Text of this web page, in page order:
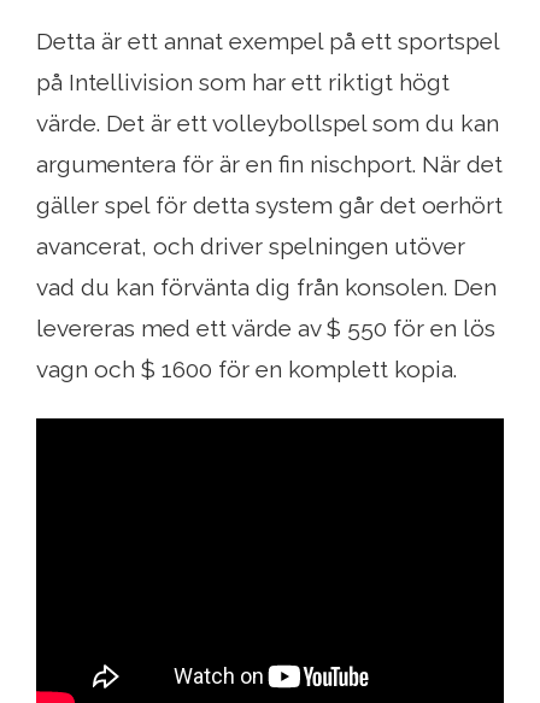
Detta är ett annat exempel på ett sportspel
på Intellivision som har ett riktigt högt
värde. Det är ett volleybollspel som du kan
argumentera för är en fin nischport. När det
gäller spel för detta system går det oerhört
avancerat, och driver spelningen utöver
vad du kan förvänta dig från konsolen. Den
levereras med ett värde av $ 550 för en lös
vagn och $ 1600 för en komplett kopia.